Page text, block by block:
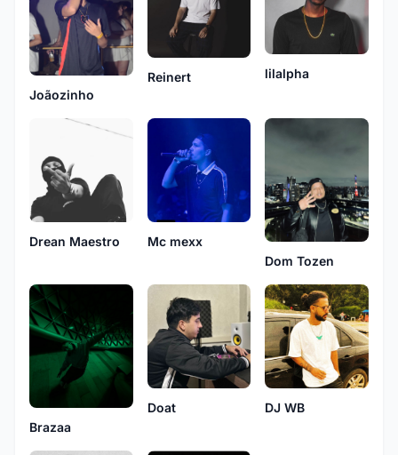
Joãozinho
Reinert lilalpha
Drean Maestro
Mc mexx
Dom Tozen
Brazaa
Doat DJ WB